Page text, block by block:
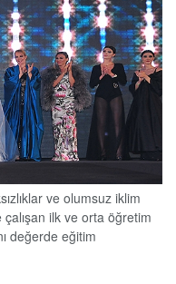
ve olumsuz iklim
ilk ve orta öğretim
değerde eğitim
Mehmet Köymen
Umut Derneği' Shangri-la